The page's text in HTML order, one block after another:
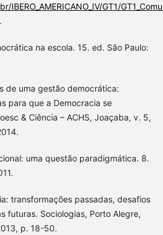
IBERO_AMERICANO_IV/GT1/
na escola. 15. ed. São Paulo:
de uma gestão democrática:
para que a Democracia se
& Ciência – ACHS, Joaçaba, v. 5,
uma questão paradigmática. 8.
transformações passadas, desafios
futuras. Sociologias, Porto Alegre,
p. 18-50.